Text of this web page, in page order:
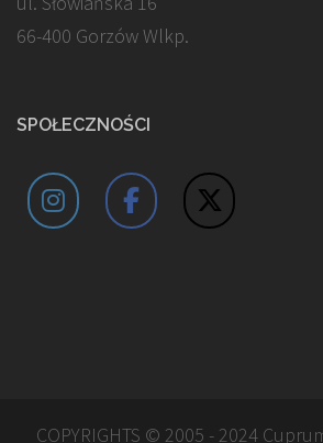
66-400 Gorzów Wlkp.
SPOŁECZNOŚCI
COPYRIGHTS © 2005 - 2024